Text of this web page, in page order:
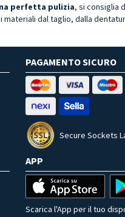
perfetta pulizia, si consiglia
dal taglio, dalla
PAGAMENTO SICURO
Secure Sockets
APP
Scarica l'App per il tuo